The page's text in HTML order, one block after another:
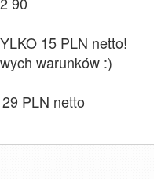
15 PLN netto!
warunków :)
PLN netto